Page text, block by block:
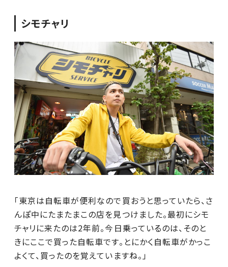
シモチャリ
「東京は自転車が便利なので買おうと思っていたら、さ
んぽ中にたまたまこの店を見つけました。最初にシモ
チャリに来たのは2年前。今日乗っているのは、そのと
きにここで買った自転車です。とにかく自転車がかっこ
よくて、買ったのを覚えていますね。」